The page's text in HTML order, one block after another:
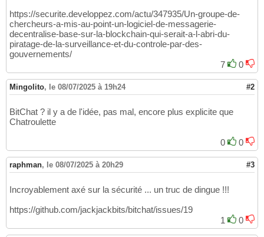
https://securite.developpez.com/actu/347935/Un-groupe-de-
chercheurs-a-mis-au-point-un-logiciel-de-messagerie-
decentralise-base-sur-la-blockchain-qui-serait-a-l-abri-du-
piratage-de-la-surveillance-et-du-controle-par-des-
gouvernements/
7
0
Mingolito, le 08/07/2025 à 19h24 #2
BitChat ? il y a de l'idée, pas mal, encore plus explicite que
Chatroulette
0 0
raphman, le 08/07/2025 à 20h29 #3
Incroyablement axé sur la sécurité ... un truc de dingue !!!
https://github.com/jackjackbits/bitchat/issues/19
1
0